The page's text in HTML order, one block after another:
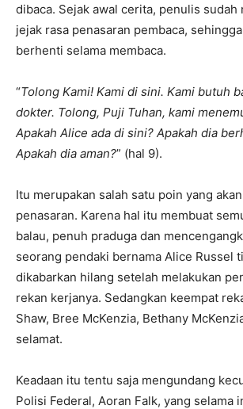
dibaca. Sejak awal cerita, penulis sudah
jejak rasa penasaran pembaca,
berhenti selama membaca.
“Tolong Kami! Kami di sini. Kami butuh
dokter. Tolong, Puji Tuhan, kami
Apakah Alice ada di sini? Apakah dia
Apakah dia aman?” (hal 9).
Itu merupakan salah satu poin yang
penasaran. Karena hal itu membuat
balau, penuh praduga dan
seorang pendaki bernama Alice Russel
dikabarkan hilang setelah melakukan
rekan kerjanya. Sedangkan keempat
Shaw, Bree McKenzia, Bethany
selamat.
Keadaan itu tentu saja mengundang
Polisi Federal, Aoran Falk, yang selama